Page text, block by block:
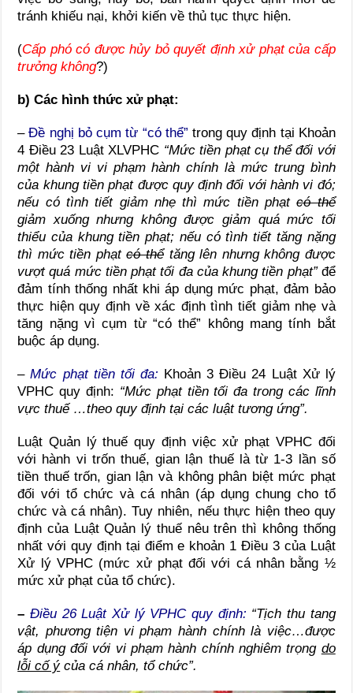
tránh khiếu nại, khởi kiến về thủ tục thực hiện.
(Cấp phó có được hủy bỏ quyết định xử phạt của cấp
trưởng không?)
b) Các hình thức xử phạt:
–Đề nghị bỏ cụm từ “có thể” trong quy định tại Khoản
4 Điều 23 Luật XLVPHC “Mức tiền phạt cụ thể đối với
một hành vi vi phạm hành chính là mức trung bình
của khung tiền phạt được quy định đối với hành vi đó;
nếu có tình tiết giảm nhẹ thì mức tiền phạtcó thể
giảm xuống nhưng không được giảm quá mức tối
thiểu của khung tiền phạt; nếu có tình tiết tăng nặng
thì mức tiền phạtcó thểtăng lên nhưng không được
vượt quá mức tiền phạt tối đa của khung tiền phạt” để
đảm tính thống nhất khi áp dụng mức phạt, đảm bảo
thực hiện quy định về xác định tình tiết giảm nhẹ và
tăng nặng vì cụm từ “có thể” không mang tính bắt
buộc áp dụng.
–Mức phạt tiền tối đa: Khoản 3 Điều 24 Luật Xử lý
VPHC quy định: “Mức phạt tiền tối đa trong các lĩnh
vực thuế …theo quy định tại các luật tương ứng”.
Luật Quản lý thuế quy định việc xử phạt VPHC đối
với hành vi trốn thuế, gian lận thuế là từ 1-3 lần số
tiền thuế trốn, gian lận và không phân biệt mức phạt
đối với tổ chức và cá nhân (áp dụng chung cho tổ
chức và cá nhân). Tuy nhiên, nếu thực hiện theo quy
định của Luật Quản lý thuế nêu trên thì không thống
nhất với quy định tại điểm e khoản 1 Điều 3 của Luật
Xử lý VPHC (mức xử phạt đối với cá nhân bằng ½
mức xử phạt của tổ chức).
– Điều 26 Luật Xử lý VPHC quy định: “Tịch thu tang
vật, phương tiện vi phạm hành chính là việc…được
áp dụng đối với vi phạm hành chính nghiêm trọng do
lỗi cố ýcủa cá nhân, tổ chức”.